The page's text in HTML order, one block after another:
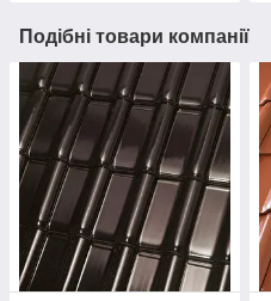
Подібні товари компанії